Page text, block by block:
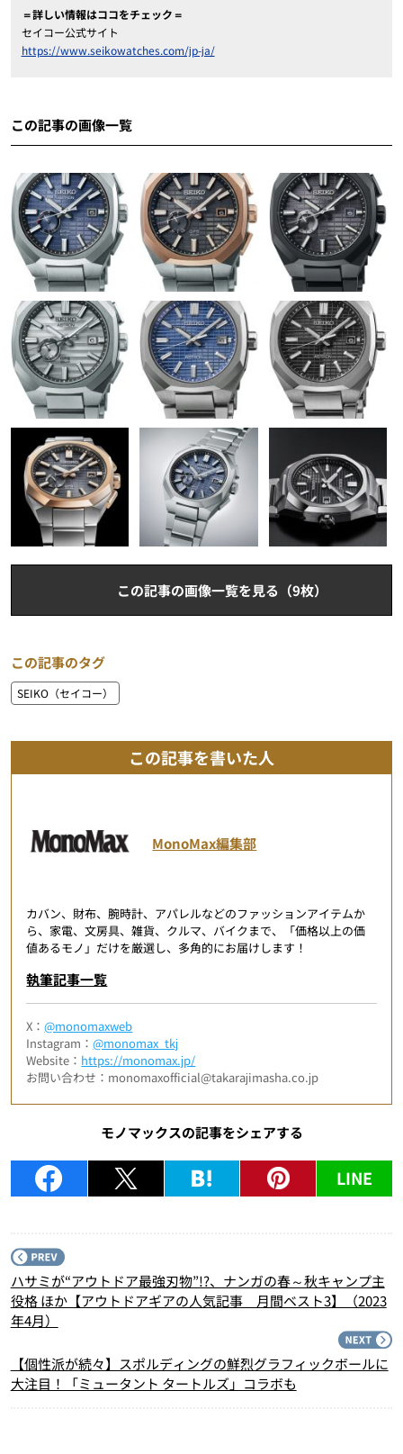
＝詳しい情報はココをチェック＝
セイコー公式サイト
https://www.seikowatches.com/jp-ja/
この記事の画像一覧
この記事の画像一覧を見る（9枚）
この記事のタグ
SEIKO（セイコー）
この記事を書いた人
MonoMax編集部
カバン、財布、腕時計、アパレルなどのファッションアイテムか
ら、家電、文房具、雑貨、クルマ、バイクまで、「価格以上の価
値あるモノ」だけを厳選し、多角的にお届けします！
執筆記事一覧
X：@monomaxweb
Instagram：@monomax_tkj
Website： https://monomax.jp/
お問い合わせ：monomaxofficial@takarajimasha.co.jp
モノマックスの記事をシェアする
LINE
ハサミが“アウトドア最強刃物”!?、ナンガの春～秋キャンプ主
役格 ほか【アウトドアギアの人気記事 月間ベスト3】（2023
年4月）
【個性派が続々】スポルディングの鮮烈グラフィックボールに
大注目！「ミュータント タートルズ」コラボも